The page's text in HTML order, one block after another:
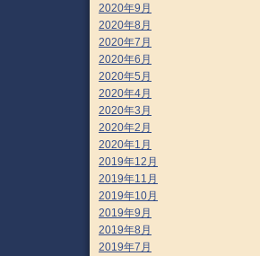
2020年9月
2020年8月
2020年7月
2020年6月
2020年5月
2020年4月
2020年3月
2020年2月
2020年1月
2019年12月
2019年11月
2019年10月
2019年9月
2019年8月
2019年7月